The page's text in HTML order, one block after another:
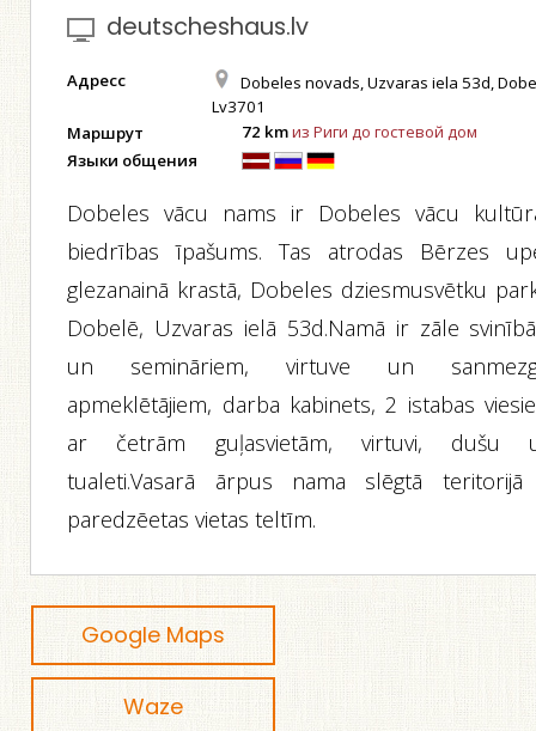
deutscheshaus.lv
Адресс
Dobeles novads, Uzvaras iela 53d,
Lv3701
Маршрут 72 kmиз Риги до гостевой дом
Языки общения
Dobeles vācu nams ir Dobeles vācu
biedrības īpašums. Tas atrodas Bērzes
glezanainā krastā, Dobeles dziesmusvētku
Dobelē, Uzvaras ielā 53d.Namā ir zāle
un semināriem, virtuve un
apmeklētājiem, darba kabinets, 2 istabas
ar četrām guļasvietām, virtuvi, dušu
tualeti.Vasarā ārpus nama slēgtā
paredzēetas vietas teltīm.
Google Maps
Waze